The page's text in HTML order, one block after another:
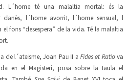
L´home té una malaltia mortal: és la
danès, l´home avorrit, l´home sensual, l
fons “desespera” de la vida. Té la malaltia
de l´ateisme, Joan Pau II a Fides et Ratiova
en el Magisteri, posa sobre la taula el